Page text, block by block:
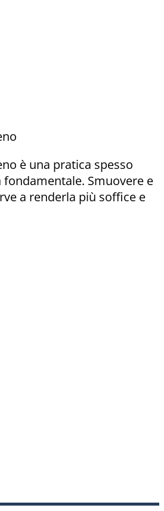
è una pratica spesso
Smuovere e
a renderla più soffice e